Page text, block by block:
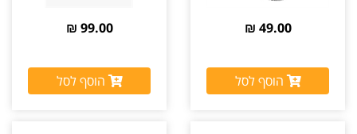
49.00 ₪
הוסף לסל
99.00 ₪
הוסף לסל